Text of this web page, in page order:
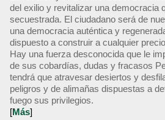
del exilio y revitalizar una democracia
secuestrada. El ciudadano será de
una democracia auténtica y
dispuesto a construir a cualquier
Hay una fuerza desconocida que le
de sus cobardías, dudas y fracasos
tendrá que atravesar desiertos y
peligros y de alimañas dispuestas a
fuego sus privilegios.
[Más]